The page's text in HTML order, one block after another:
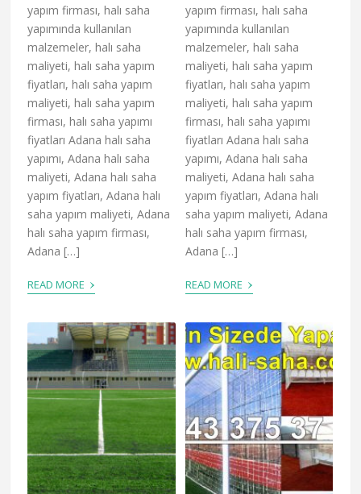
yapım firması, halı saha
yapımında kullanılan
malzemeler, halı saha
maliyeti, halı saha yapım
fiyatları, halı saha yapım
maliyeti, halı saha yapım
firması, halı saha yapımı
fiyatları Adana halı saha
yapımı, Adana halı saha
maliyeti, Adana halı saha
yapım fiyatları, Adana halı
saha yapım maliyeti, Adana
halı saha yapım firması,
Adana […]
READ MORE ›
yapım firması, halı saha
yapımında kullanılan
malzemeler, halı saha
maliyeti, halı saha yapım
fiyatları, halı saha yapım
maliyeti, halı saha yapım
firması, halı saha yapımı
fiyatları Adana halı saha
yapımı, Adana halı saha
maliyeti, Adana halı saha
yapım fiyatları, Adana halı
saha yapım maliyeti, Adana
halı saha yapım firması,
Adana […]
READ MORE ›